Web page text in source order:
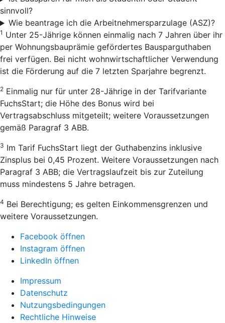
sinnvoll?
Wie beantrage ich die Arbeitnehmersparzulage (ASZ)?
1 Unter 25-Jährige können einmalig nach 7 Jahren über ihr
per Wohnungsbauprämie gefördertes Bausparguthaben
frei verfügen. Bei nicht wohnwirtschaftlicher Verwendung
ist die Förderung auf die 7 letzten Sparjahre begrenzt.
2 Einmalig nur für unter 28-Jährige in der Tarifvariante
FuchsStart; die Höhe des Bonus wird bei
Vertragsabschluss mitgeteilt; weitere Voraussetzungen
gemäß Paragraf 3 ABB.
3 Im Tarif FuchsStart liegt der Guthabenzins inklusive
Zinsplus bei 0,45 Prozent. Weitere Voraussetzungen nach
Paragraf 3 ABB; die Vertragslaufzeit bis zur Zuteilung
muss mindestens 5 Jahre betragen.
4 Bei Berechtigung; es gelten Einkommensgrenzen und
weitere Voraussetzungen.
Facebook öffnen
Instagram öffnen
LinkedIn öffnen
Impressum
Datenschutz
Nutzungsbedingungen
Rechtliche Hinweise